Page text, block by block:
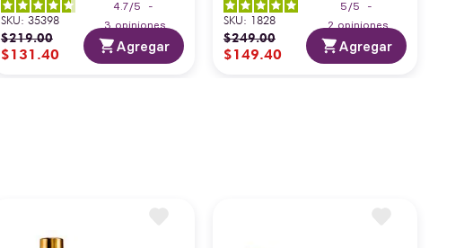
4.7/5
-
3 opiniones
SKU: 35398
$219.00
$131 .40 Agregar
5 /5
-
2 opiniones
SKU: 1828
$249.00
$149.40 Agregar